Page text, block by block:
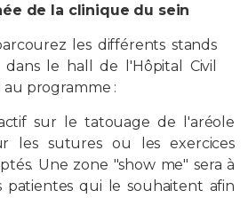
de la clinique du sein
les différents stands
dans le hall de l'Hôpital Civil
au programme :
sur le tatouage de l'aréole
les sutures ou les exercices
Une zone "show me" sera à
patientes qui le souhaitent afin